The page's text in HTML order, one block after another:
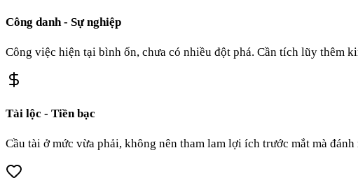
Công danh - Sự nghiệp
Công việc hiện tại bình ổn, chưa có nhiều đột phá. Cần tích lũy thêm
Tài lộc - Tiền bạc
Cầu tài ở mức vừa phải, không nên tham lam lợi ích trước mắt mà